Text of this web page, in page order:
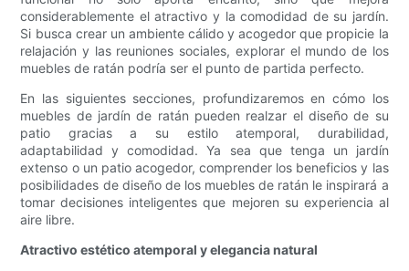
considerablemente el atractivo y la comodidad de su jardín.
Si busca crear un ambiente cálido y acogedor que propicie la
relajación y las reuniones sociales, explorar el mundo de los
muebles de ratán podría ser el punto de partida perfecto.
En las siguientes secciones, profundizaremos en cómo los
muebles de jardín de ratán pueden realzar el diseño de su
patio gracias a su estilo atemporal, durabilidad,
adaptabilidad y comodidad. Ya sea que tenga un jardín
extenso o un patio acogedor, comprender los beneficios y las
posibilidades de diseño de los muebles de ratán le inspirará a
tomar decisiones inteligentes que mejoren su experiencia al
aire libre.
Atractivo estético atemporal y elegancia natural